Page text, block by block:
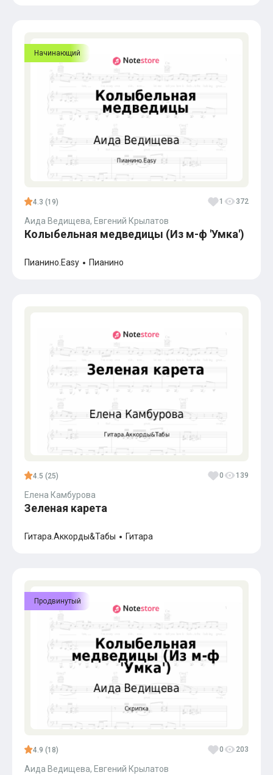
Начинающий
4.3 (19) 1 372
Аида Ведищева, Евгений Крылатов
Колыбельная медведицы (Из м-ф 'Умка')
Пианино.Easy Пианино
4.5 (25) 0 139
Елена Камбурова
Зеленая карета
Гитара.Аккорды&Табы Гитара
Продвинутый
4.9 (18) 0 203
Аида Ведищева, Евгений Крылатов